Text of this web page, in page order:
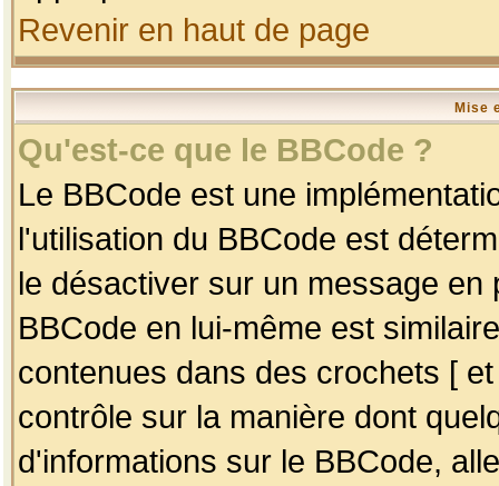
Revenir en haut de page
Mise
Qu'est-ce que le BBCode ?
Le BBCode est une
l'utilisation du BBCode est
le désactiver sur un message
BBCode en lui-même est
contenues dans des crochets [
contrôle sur la manière dont
d'informations sur le BBCode,